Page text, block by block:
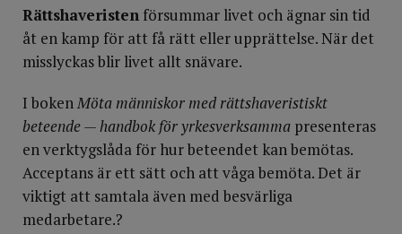
Rättshaveristen försummar livet och ägnar sin tid
åt en kamp för att få rätt eller upprättelse. När det
misslyckas blir livet allt snävare.
I bokenMöta människor med rättshaveristiskt
beteende — handbok för yrkesverksamma presenteras
en verktygslåda för hur beteendet kan bemötas.
Acceptans är ett sätt och att våga bemöta. Det är
viktigt att samtala även med besvärliga
medarbetare.?